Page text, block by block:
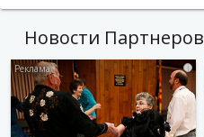
Новости Партнеров
i